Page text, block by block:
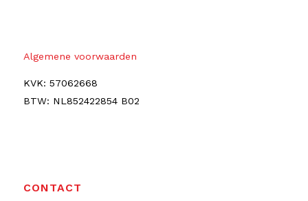
Algemene voorwaarden
KVK: 57062668
BTW: NL852422854 B02
CONTACT